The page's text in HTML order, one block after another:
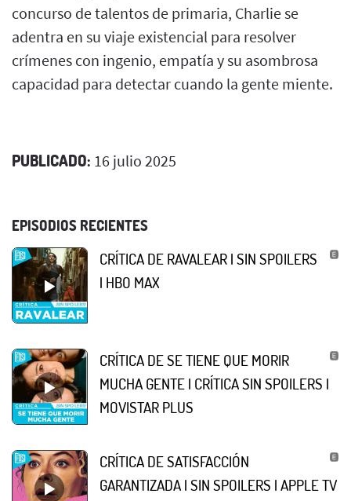
concurso de talentos de primaria, Charlie se
adentra en su viaje existencial para resolver
crímenes con ingenio, empatía y su asombrosa
capacidad para detectar cuando la gente miente.
PUBLICADO: 16 julio 2025
EPISODIOS RECIENTES
CRÍTICA DE RAVALEAR | SIN SPOILERS
| HBO MAX
CRÍTICA DE SE TIENE QUE MORIR
MUCHA GENTE | CRÍTICA SIN SPOILERS |
MOVISTAR PLUS
CRÍTICA DE SATISFACCIÓN
GARANTIZADA | SIN SPOILERS | APPLE TV